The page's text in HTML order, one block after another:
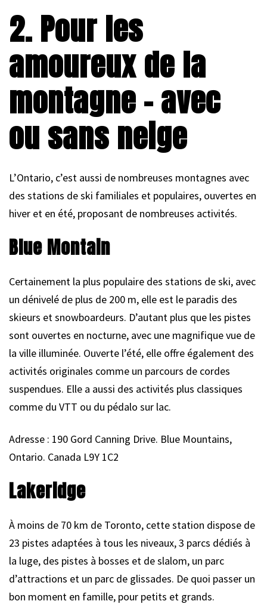
2. Pour les
amoureux de la
montagne – avec
ou sans neige
L’Ontario, c’est aussi de nombreuses montagnes avec
des stations de ski familiales et populaires, ouvertes en
hiver et en été, proposant de nombreuses activités.
Blue Montain
Certainement la plus populaire des stations de ski, avec
un dénivelé de plus de 200 m, elle est le paradis des
skieurs et snowboardeurs. D’autant plus que les pistes
sont ouvertes en nocturne, avec une magnifique vue de
la ville illuminée. Ouverte l’été, elle offre également des
activités originales comme un parcours de cordes
suspendues. Elle a aussi des activités plus classiques
comme du VTT ou du pédalo sur lac.
Adresse : 190 Gord Canning Drive. Blue Mountains,
Ontario. Canada L9Y 1C2
Lakeridge
À moins de 70 km de Toronto, cette station dispose de
23 pistes adaptées à tous les niveaux, 3 parcs dédiés à
la luge, des pistes à bosses et de slalom, un parc
d’attractions et un parc de glissades. De quoi passer un
bon moment en famille, pour petits et grands.